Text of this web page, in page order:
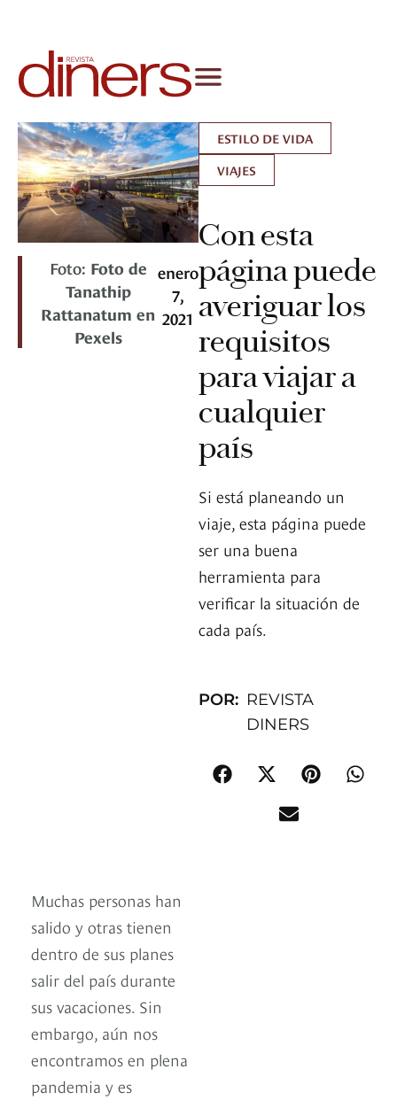
Foto: Foto de
Tanathip
Rattanatum en
Pexels
enero
7,
2021
ESTILO DE VIDA
VIAJES
Con esta
página puede
averiguar los
requisitos
para viajar a
cualquier
país
Si está planeando un
viaje, esta página puede
ser una buena
herramienta para
verificar la situación de
cada país.
POR: REVISTA
DINERS
Muchas personas han
salido y otras tienen
dentro de sus planes
salir del país durante
sus vacaciones. Sin
embargo, aún nos
encontramos en plena
pandemia y es